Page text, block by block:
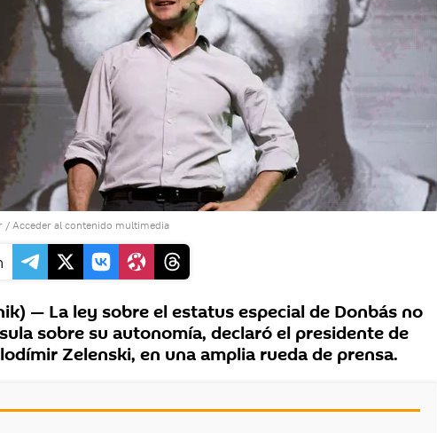
/ Acceder al contenido multimedia
— La ley sobre el estatus especial de Donbás no
sobre su autonomía, declaró el presidente de
Zelenski, en una amplia rueda de prensa.